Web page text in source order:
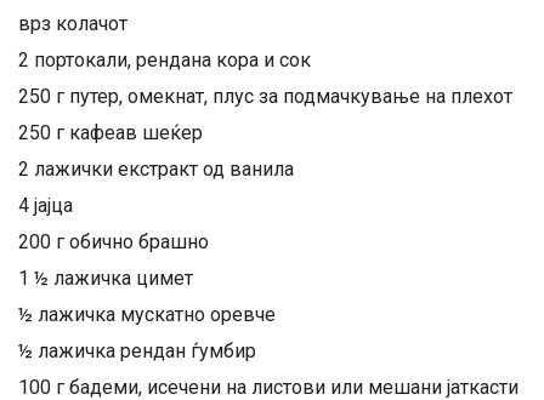
врз колачот
2 портокали, рендана кора и сок
250 г путер, омекнат, плус за подмачкување на плехот
250 г кафеав шеќер
2 лажички екстракт од ванила
4 јајца
200 г обично брашно
1 ½ лажичка цимет
½ лажичка мускатно оревче
½ лажичка рендан ѓумбир
100 г бадеми, исечени на листови или мешани јаткасти